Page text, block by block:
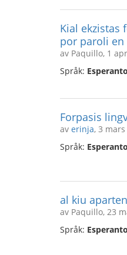
Kial ekzistas
por paroli en
av Paquillo, 1
Språk: Esperanto
Forpasis
av erinja, 3
Språk: Esperanto
al kiu
av Paquillo, 23
Språk: Esperanto